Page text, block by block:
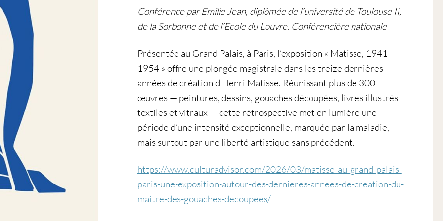
Conférence par Emilie Jean, diplômée de l’université de Toulouse II,
de la Sorbonne et de l’Ecole du Louvre. Conférencière nationale
Présentée au Grand Palais, à Paris, l’exposition « Matisse, 1941–
1954 » offre une plongée magistrale dans les treize dernières
années de création d’Henri Matisse. Réunissant plus de 300
œuvres — peintures, dessins, gouaches découpées, livres illustrés,
textiles et vitraux — cette rétrospective met en lumière une
période d’une intensité exceptionnelle, marquée par la maladie,
mais surtout par une liberté artistique sans précédent.
https://www.culturadvisor.com/2026/03/matisse-au-grand-palais-
paris-une-exposition-autour-des-dernieres-annees-de-creation-du-
maitre-des-gouaches-decoupees/